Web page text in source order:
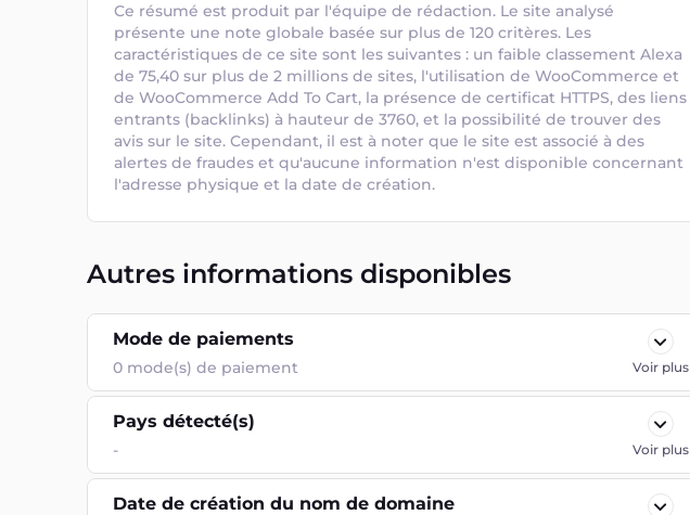
Ce résumé est produit par l'équipe de rédaction. Le site analysé
présente une note globale basée sur plus de 120 critères. Les
caractéristiques de ce site sont les suivantes : un faible classement Alexa
de 75,40 sur plus de 2 millions de sites, l'utilisation de WooCommerce et
de WooCommerce Add To Cart, la présence de certificat HTTPS, des liens
entrants (backlinks) à hauteur de 3760, et la possibilité de trouver des
avis sur le site. Cependant, il est à noter que le site est associé à des
alertes de fraudes et qu'aucune information n'est disponible concernant
l'adresse physique et la date de création.
Autres informations disponibles
Mode de paiements
0 mode(s) de paiement Voir plus
Pays détecté(s)
- Voir plus
Date de création du nom de domaine